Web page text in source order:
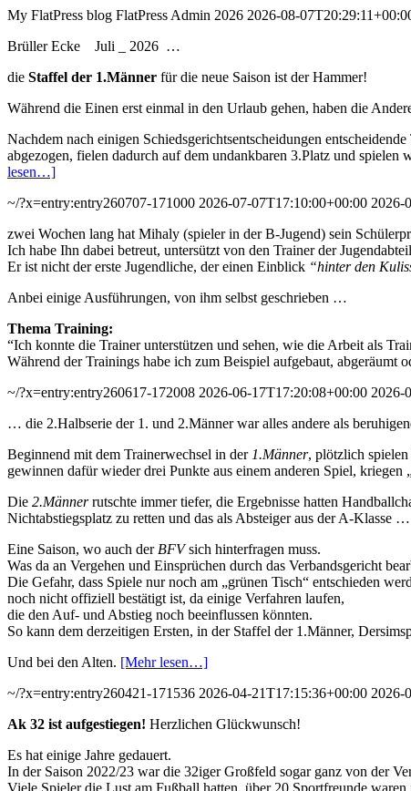
My FlatPress blog FlatPress Admin 2026 2026-08-
Brüller Ecke Juli _ 2026 …
die Staffel der 1.Männer für die neue Saison ist der Hammer!
Während die Einen erst einmal in den Urlaub gehen, haben die
Nachdem nach einigen Schiedsgerichtsentscheidungen
abgezogen, fielen dadurch auf dem undankbaren 3.Platz und
lesen…]
~/?x=entry:entry260707-171000 2026-07-07T17:10:00+00:00 2026-
zwei Wochen lang hat Mihaly (spieler in der B-Jugend) sein
Ich habe Ihn dabei betreut, untersützt von den Trainer der
Er ist nicht der erste Jugendliche, der einen Einblick “hinter den
Anbei einige Ausführungen, von ihm selbst geschrieben …
Thema Training:
“Ich konnte die Trainer unterstützen und sehen, wie die Arbeit als
Während der Trainings habe ich zum Beispiel aufgebaut, abgeräumt
~/?x=entry:entry260617-172008 2026-06-17T17:20:08+00:00 2026-
… die 2.Halbserie der 1. und 2.Männer war alles andere als
Beginnend mit dem Trainerwechsel in der 1.Männer, plötzlich
gewinnen dafür wieder drei Punkte aus einem anderen Spiel,
Die 2.Männerrutschte immer tiefer, die Ergebnisse hatten
Nichtabstiegsplatz zu retten und das als Absteiger aus der A-Klasse …
Eine Saison, wo auch der BFVsich hinterfragen muss.
Was da an Vergehen und Einsprüchen durch das Verbandsgericht
Die Gefahr, dass Spiele nur noch am „grünen Tisch“ entschieden
noch nicht offiziell bestätigt ist, da einige Verfahren laufen,
die den Auf- und Abstieg noch beeinflussen könnten.
So kann dem derzeitigen Ersten, in der Staffel der 1.Männer,
Und bei den Alten. [Mehr lesen…]
~/?x=entry:entry260421-171536 2026-04-21T17:15:36+00:00 2026-
Ak 32 ist aufgestiegen! Herzlichen Glückwunsch!
Es hat einige Jahre gedauert.
In der Saison 2022/23 war die 32iger Großfeld sogar ganz von der
Viele Spieler die Lust am Fußball hatten, über 20 Sportfreunde